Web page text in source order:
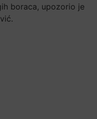
boraca, upozorio je